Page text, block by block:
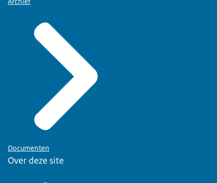
Documenten
Over deze site